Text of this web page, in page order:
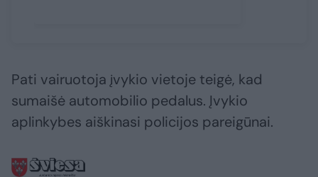
Pati vairuotoja įvykio vietoje teigė, kad
sumaišė automobilio pedalus. Įvykio
aplinkybes aiškinasi policijos pareigūnai.